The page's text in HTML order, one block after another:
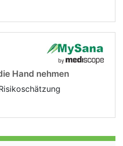
Hand nehmen